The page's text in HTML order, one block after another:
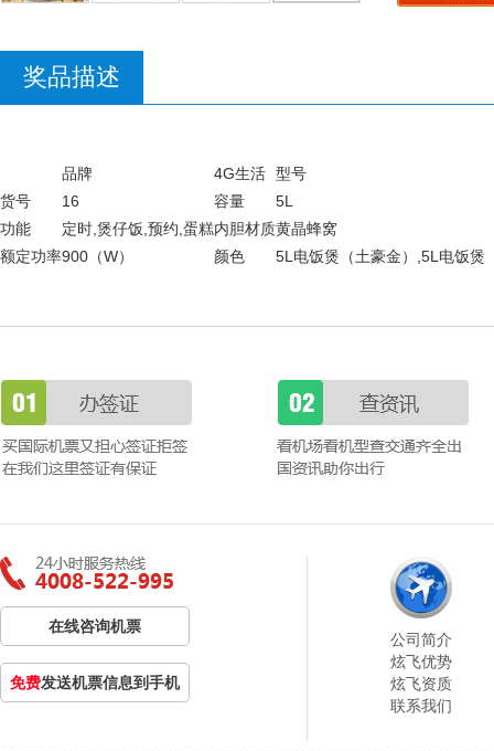
奖品描述
品牌 4G生活 型号
货号
16 容量
5L
功能
定时,煲仔饭,预约,蛋糕内胆材质黄晶蜂窝
额定功率900（W） 颜色 5L电饭煲（土豪金）,5L电饭煲
在线咨询机票
免费发送机票信息到手机
公司简介
炫飞优势
炫飞资质
联系我们